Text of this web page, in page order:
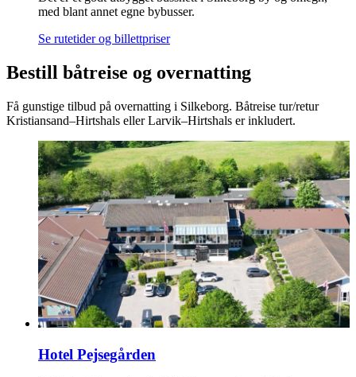
med blant annet egne bybusser.
Se rutetider og billettpriser
Bestill båtreise og overnatting
Få gunstige tilbud på overnatting i Silkeborg. Båtreise tur/retur
Kristiansand–Hirtshals eller Larvik–Hirtshals er inkludert.
Hotel Pejsegården